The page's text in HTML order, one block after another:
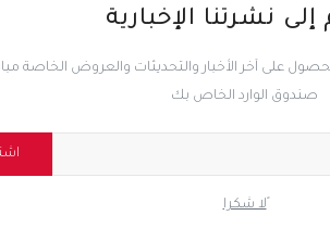
نشرتنا الإخبارية
على آخر الأخبار والتحديثات والعروض الخاصة
صندوق الوارد الخاص بك
ًلا شكرا
المقال السابق